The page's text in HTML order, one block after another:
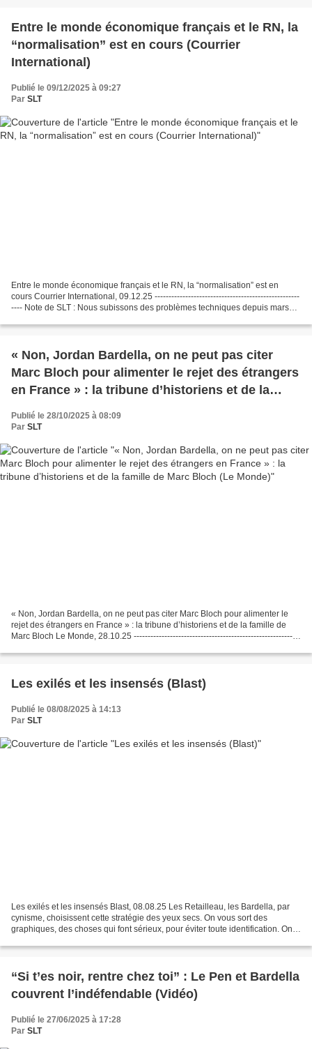
Entre le monde économique français et le RN, la
“normalisation” est en cours (Courrier
International)
Publié le 09/12/2025 à 09:27
Par SLT
Entre le monde économique français et le RN, la “normalisation” est en
cours Courrier International, 09.12.25 ----------------------------------------------------
---- Note de SLT : Nous subissons des problèmes techniques depuis mars
« Non, Jordan Bardella, on ne peut pas citer
Marc Bloch pour alimenter le rejet des étrangers
en France » : la tribune d’historiens et de la
famille de Marc Bloch (Le Monde)
Publié le 28/10/2025 à 08:09
Par SLT
« Non, Jordan Bardella, on ne peut pas citer Marc Bloch pour alimenter le
rejet des étrangers en France » : la tribune d’historiens et de la famille de
Marc Bloch Le Monde, 28.10.25 -----------------------------------------------------------
Les exilés et les insensés (Blast)
Publié le 08/08/2025 à 14:13
Par SLT
Les exilés et les insensés Blast, 08.08.25 Les Retailleau, les Bardella, par
cynisme, choisissent cette stratégie des yeux secs. On vous sort des
graphiques, des choses qui font sérieux, pour éviter toute identification. On
“Si t’es noir, rentre chez toi” : Le Pen et Bardella
couvrent l’indéfendable (Vidéo)
Publié le 27/06/2025 à 17:28
Par SLT